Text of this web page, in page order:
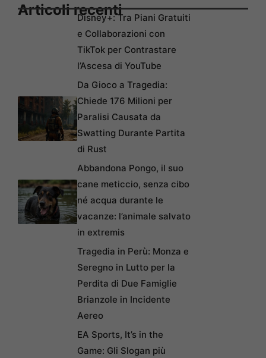
Articoli recentiDisney+: Tra Piani Gratuiti
e Collaborazioni con
TikTok per Contrastare
l’Ascesa di YouTube
Da Gioco a Tragedia:
Chiede 176 Milioni per
Paralisi Causata da
Swatting Durante Partita
di Rust
Abbandona Pongo, il suo
cane meticcio, senza cibo
né acqua durante le
vacanze: l’animale salvato
in extremis
Tragedia in Perù: Monza e
Seregno in Lutto per la
Perdita di Due Famiglie
Brianzole in Incidente
Aereo
EA Sports, It’s in the
Game: Gli Slogan più